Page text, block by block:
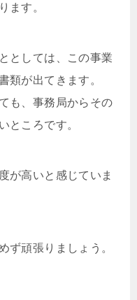
ます。
としては、この事業
類が出てきます。
も、事務局からその
ところです。
が高いと感じていま
ず頑張りましょう。